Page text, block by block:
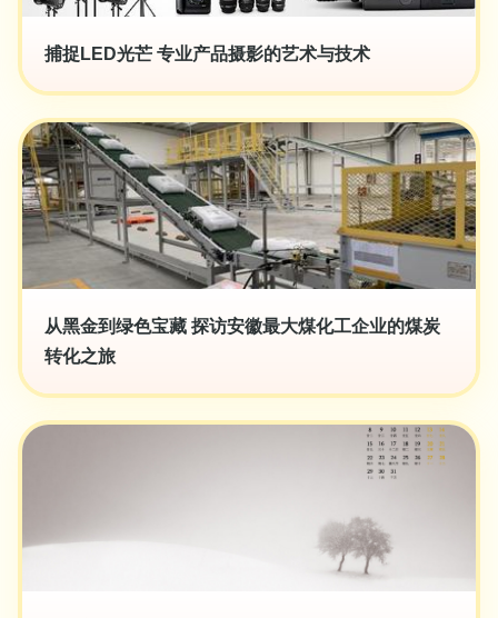
捕捉LED光芒 专业产品摄影的艺术与技术
从黑金到绿色宝藏 探访安徽最大煤化工企业的煤炭
转化之旅